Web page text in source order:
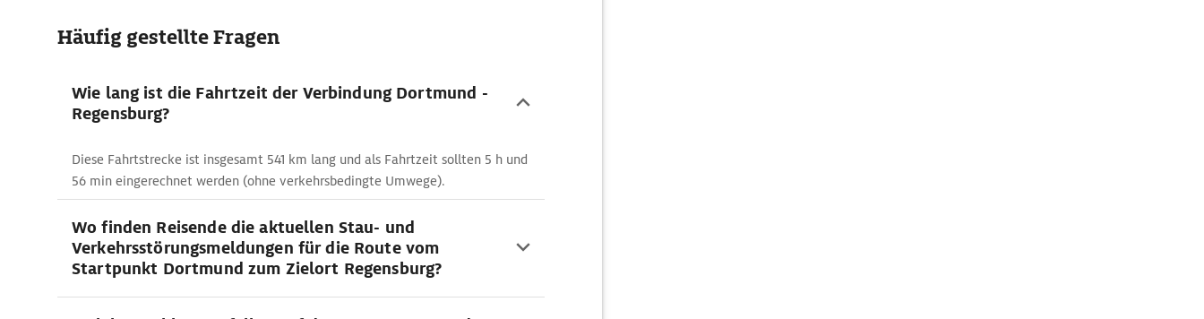
Häufig gestellte Fragen
Wie lang ist die Fahrtzeit der Verbindung Dortmund -
Regensburg?
Diese Fahrtstrecke ist insgesamt 541 km lang und als Fahrtzeit sollten 5 h und
56 min eingerechnet werden (ohne verkehrsbedingte Umwege).
Wo finden Reisende die aktuellen Stau- und
Verkehrsstörungsmeldungen für die Route vom
Startpunkt Dortmund zum Zielort Regensburg?